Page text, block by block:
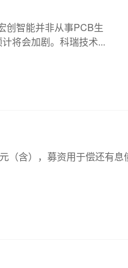
创智能并非从事PCB生
将会加剧。科瑞技术...
（含），募资用于偿还有